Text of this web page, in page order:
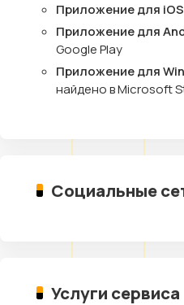
Приложение для
Приложение для
Google Play
Приложение для
найдено в Microsoft
Социальные
Услуги сервиса